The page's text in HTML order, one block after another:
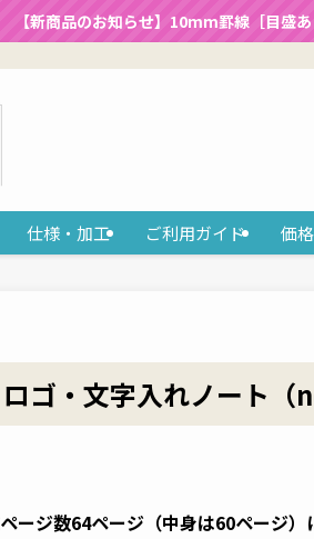
【新商品のお知らせ】10mm罫線［目盛
仕様・加工 ご利用ガイド 価
ゴ・文字入れノート（
ージ数64ページ（中身は60ページ）